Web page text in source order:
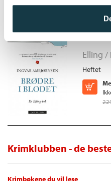
Elling /
Heftet
Kjøp
Krimklubben - de
Krimbøkene du vil lese